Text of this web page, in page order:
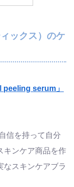
ックス）のケ
serum」
信を持って自分
キンケア商品を作
なスキンケアブラ